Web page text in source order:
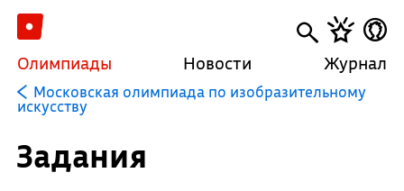
Олимпиады Новости Журнал
Московская олимпиада по изобразительному
искусству
Задания